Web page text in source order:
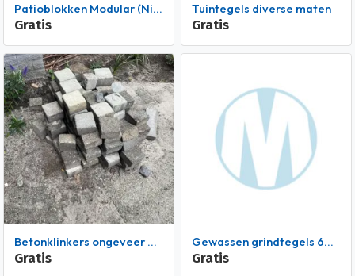
Patioblokken Modular (Nieuw)
Gratis
Tuintegels diverse maten
Gratis
Betonklinkers ongeveer 90 stuks
Gratis
Gewassen grindtegels 60x40 cm ca 50 stuks
Gratis